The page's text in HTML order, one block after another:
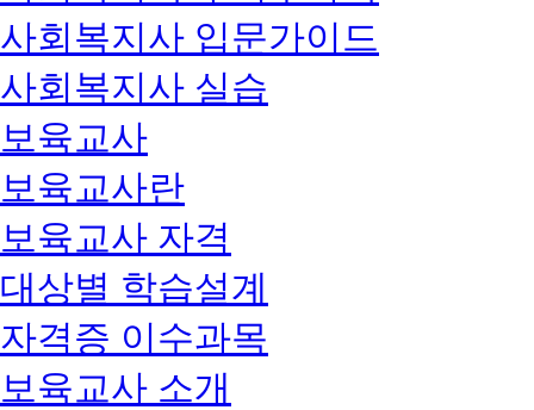
사회복지사 입문가이드
사회복지사 실습
보육교사
보육교사란
보육교사 자격
대상별 학습설계
자격증 이수과목
보육교사 소개